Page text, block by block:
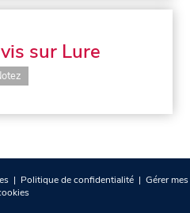
sur Lure
| Politique de confidentialité| Gérer mes